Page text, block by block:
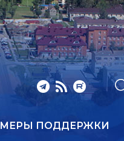
МЕРЫ ПОДДЕРЖКИ